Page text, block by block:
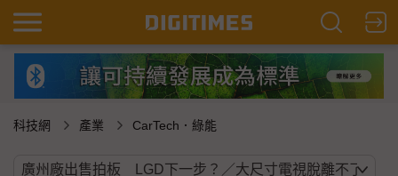
科技網 產業 CarTech．綠能